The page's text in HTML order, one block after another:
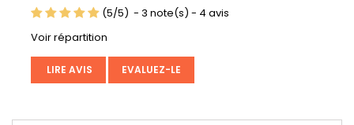
(5/5) - 3 note(s) - 4 avis
Voir répartition
LIRE AVIS EVALUEZ-LE